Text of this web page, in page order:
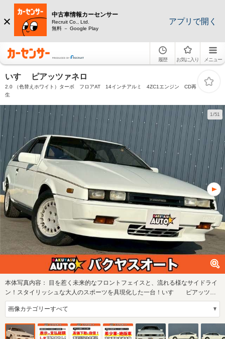
中古車情報カーセンサー
Recruit Co., Ltd.
無料 － Google Play
アプリで開く
履歴 お気に入り メニュー
いすゞ ピアッツァネロ
2.0 （色替えホワイト）ターボ フロアAT 14インチアルミ 4ZC1エンジン CD再
生
1/51
本体写真内容：
目を惹く未来的なフロントフェイスと、流れる様なサイドライ
ン！スタイリッシュな大人のスポーツを具現化した一台！いすゞ ピアッツァ
ネロ！